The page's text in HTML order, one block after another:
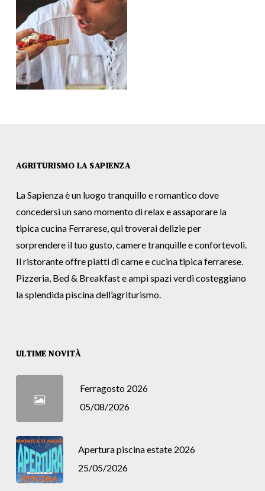
AGRITURISMO LA SAPIENZA
La Sapienza è un luogo tranquillo e romantico dove
concedersi un sano momento di relax e assaporare la
tipica cucina Ferrarese, qui troverai delizie per
sorprendere il tuo gusto, camere tranquille e confortevoli.
Il ristorante offre piatti di carne e cucina tipica ferrarese.
Pizzeria, Bed & Breakfast e ampi spazi verdi costeggiano
la splendida piscina dell’agriturismo.
ULTIME NOVITÀ
Ferragosto 2026
05/08/2026
Apertura piscina estate 2026
25/05/2026